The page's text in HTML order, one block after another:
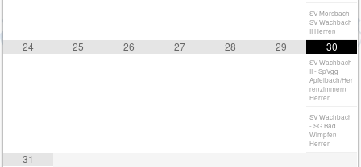
SV Morsbach -
SV Wachbach
II Herren
24 25 26 27 28 29 30
SV Wachbach
II - SpVgg
Apfelbach/Her
renzimmern
Herren
SV Wachbach
- SG Bad
Wimpfen
Herren
31